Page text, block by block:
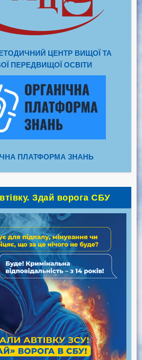
ЦЕНТР ВИЩОЇ ТА
ПЕРЕДВИЩОЇ ОСВІТИ
ПЛАТФОРМА ЗНАНЬ
Здай ворога СБУ